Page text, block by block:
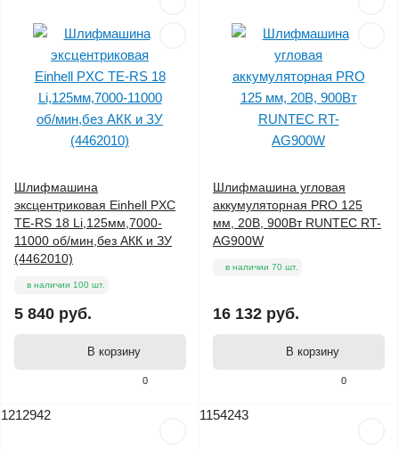
0
Шлифмашина
эксцентриковая Einhell PXC
TE-RS 18 Li,125мм,7000-
11000 об/мин,без АКК и ЗУ
(4462010)
в наличии 100 шт.
5 840 руб.
В корзину
0
Шлифмашина угловая
аккумуляторная PRO 125
мм, 20В, 900Вт RUNTEC RT-
AG900W
в наличии 70 шт.
16 132 руб.
В корзину
1212942 1154243